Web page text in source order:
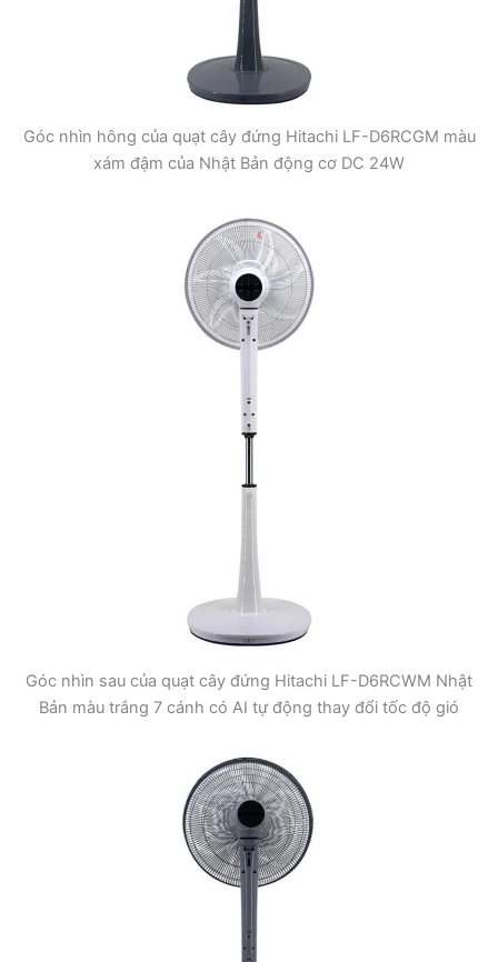
Góc nhìn hông của quạt cây đứng Hitachi LF-D6RCGM màu
xám đậm của Nhật Bản động cơ DC 24W
Góc nhìn sau của quạt cây đứng Hitachi LF-D6RCWM Nhật
Bản màu trắng 7 cánh có AI tự động thay đổi tốc độ gió